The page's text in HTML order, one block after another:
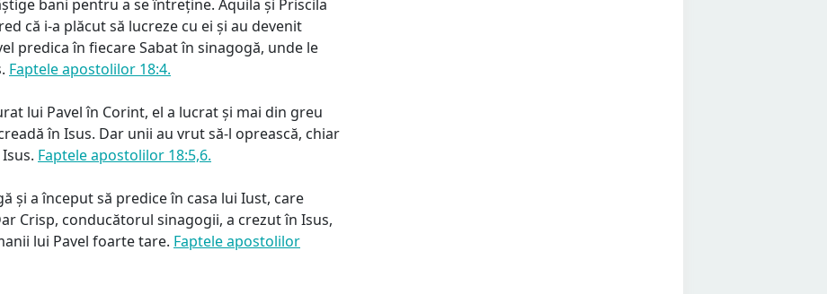
bani pentru a se întreține. Aquila și Priscila
că i-a plăcut să lucreze cu ei și au devenit
predica în fiecare Sabat în sinagogă, unde le
Faptele apostolilor 18:4.
lui Pavel în Corint, el a lucrat și mai din greu
în Isus. Dar unii au vrut să-l oprească, chiar
Faptele apostolilor 18:5,6.
și a început să predice în casa lui Iust, care
Crisp, conducătorul sinagogii, a crezut în Isus,
lui Pavel foarte tare. Faptele apostolilor